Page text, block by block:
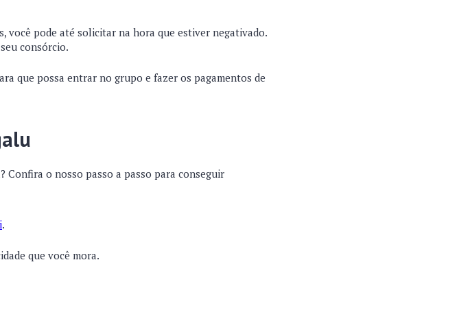
você pode até solicitar na hora que estiver negativado.
consórcio.
que possa entrar no grupo e fazer os pagamentos de
Confira o nosso passo a passo para conseguir
.
que você mora.